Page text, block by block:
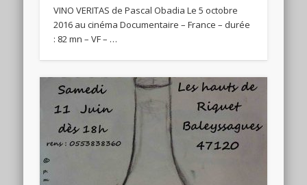
VINO VERITAS de Pascal Obadia Le 5 octobre
2016 au cinéma Documentaire – France – durée
: 82 mn – VF – …